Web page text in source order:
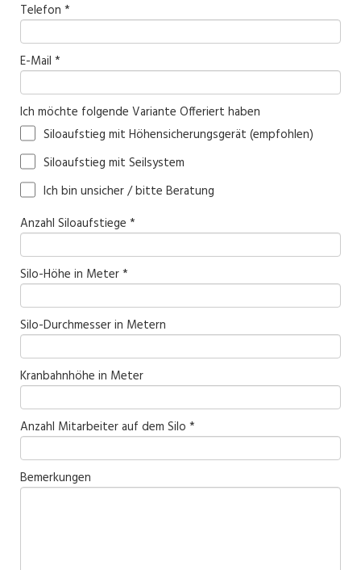
Telefon *
E-Mail *
Ich möchte folgende Variante Offeriert haben
Siloaufstieg mit Höhensicherungsgerät (empfohlen)
Siloaufstieg mit Seilsystem
Ich bin unsicher / bitte Beratung
Anzahl Siloaufstiege *
Silo-Höhe in Meter *
Silo-Durchmesser in Metern
Kranbahnhöhe in Meter
Anzahl Mitarbeiter auf dem Silo *
Bemerkungen